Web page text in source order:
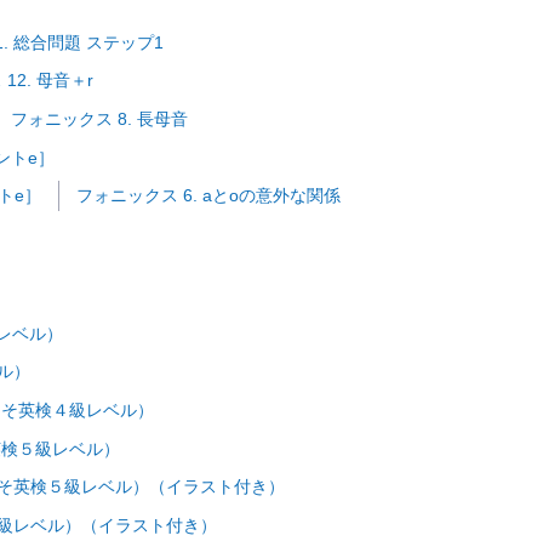
総合問題 ステップ1
12. 母音＋r
フォニックス 8. 長母音
e］
e］
フォニックス 6. aとoの意外な関係
ル）
）
英検４級レベル）
検５級レベル）
検５級レベル）（イラスト付き）
ベル）（イラスト付き）